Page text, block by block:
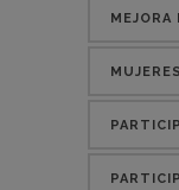
MEJORA
MUJERES